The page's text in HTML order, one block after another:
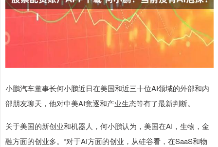
小鹏汽车董事长何小鹏近日在美国和近三十位AI领域的外部和内
部朋友聊天，他对中美AI竞逐和产业生态等有了最新判断。
关于美国的新创业和机器人，何小鹏认为，美国在AI，生物，金
融方面的创业多。“对于AI方面的创业，从硅谷看，在SaaS和物